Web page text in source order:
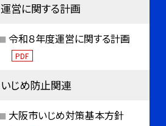
運営に関する計画
令和８年度運営に関する計画
PDF
いじめ防止関連
大阪市いじめ対策基本方針